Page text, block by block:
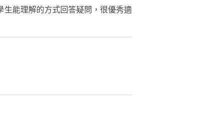
能理解的方式回答疑問，很優秀適